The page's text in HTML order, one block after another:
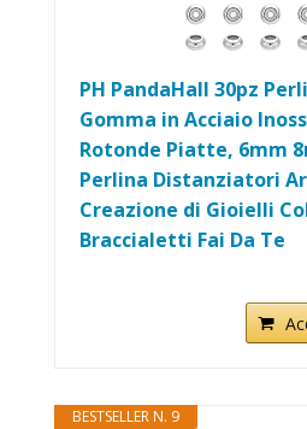
PH PandaHall 30pz
Gomma in Acciaio
Rotonde Piatte, 6mm
Perlina Distanziatori
Creazione di Gioielli
Braccialetti Fai Da Te
BESTSELLER N. 9